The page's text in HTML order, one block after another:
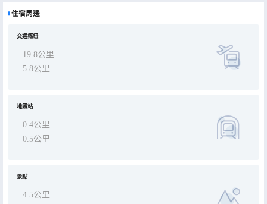
住宿周邊
交通樞紐
19.8公里
5.8公里
地鐵站
0.4公里
0.5公里
景點
4.5公里